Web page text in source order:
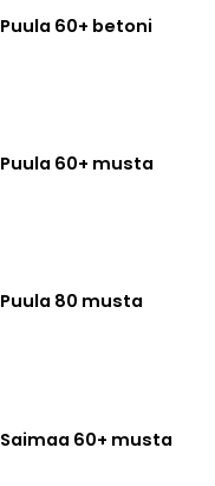
Puula 60+ betoni
Puula 60+ musta
Puula 80 musta
Saimaa 60+ musta